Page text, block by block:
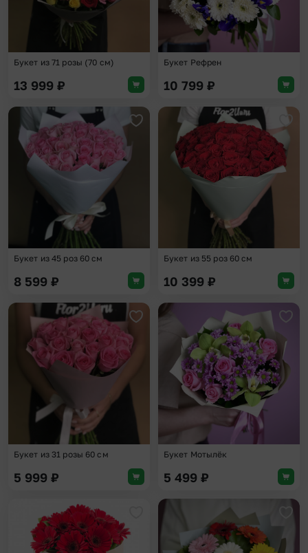
Букет из 71 розы (70 см)
13 999 ₽
Букет Рефрен
10 799 ₽
Добавить в избранное
Букет из 45 роз 60 см
8 599 ₽
Букет из 55 роз 60 см
10 399 ₽
Добавить в избранное
Букет из 31 розы 60 см
5 999 ₽
Букет Мотылёк
5 499 ₽
Добавить в избранное